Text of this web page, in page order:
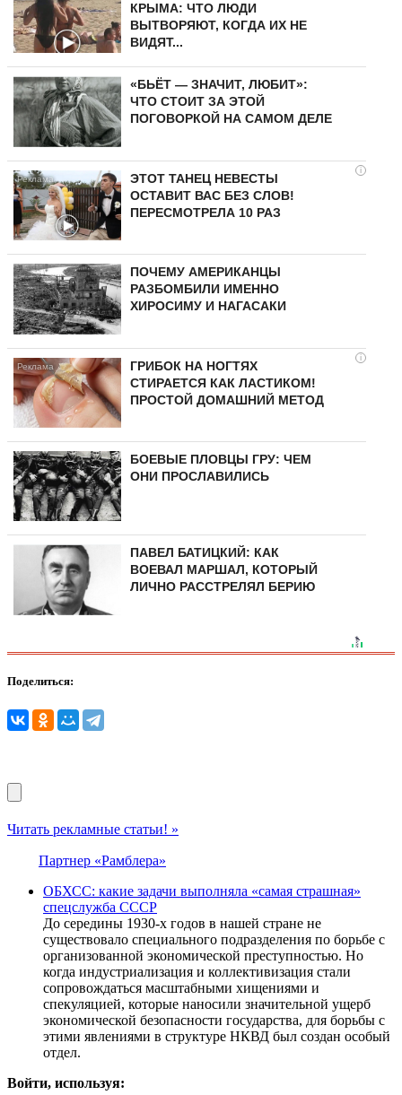
КРЫМА: ЧТО ЛЮДИ
ВЫТВОРЯЮТ, КОГДА ИХ НЕ
ВИДЯТ...
«БЬЁТ — ЗНАЧИТ, ЛЮБИТ»:
ЧТО СТОИТ ЗА ЭТОЙ
ПОГОВОРКОЙ НА САМОМ ДЕЛЕ
i
ЭТОТ ТАНЕЦ НЕВЕСТЫ
ОСТАВИТ ВАС БЕЗ СЛОВ!
ПЕРЕСМОТРЕЛА 10 РАЗ
ПОЧЕМУ АМЕРИКАНЦЫ
РАЗБОМБИЛИ ИМЕННО
ХИРОСИМУ И НАГАСАКИ
i
ГРИБОК НА НОГТЯХ
СТИРАЕТСЯ КАК ЛАСТИКОМ!
ПРОСТОЙ ДОМАШНИЙ МЕТОД
БОЕВЫЕ ПЛОВЦЫ ГРУ: ЧЕМ
ОНИ ПРОСЛАВИЛИСЬ
ПАВЕЛ БАТИЦКИЙ: КАК
ВОЕВАЛ МАРШАЛ, КОТОРЫЙ
ЛИЧНО РАССТРЕЛЯЛ БЕРИЮ
Поделиться:
Читать рекламные статьи! »
Партнер «Рамблера»
ОБХСС: какие задачи выполняла «самая страшная»
спецслужба СССР
До середины 1930-х годов в нашей стране не
существовало специального подразделения по борьбе с
организованной экономической преступностью. Но
когда индустриализация и коллективизация стали
сопровождаться масштабными хищениями и
спекуляцией, которые наносили значительной ущерб
экономической безопасности государства, для борьбы с
этими явлениями в структуре НКВД был создан особый
отдел.
Войти, используя: